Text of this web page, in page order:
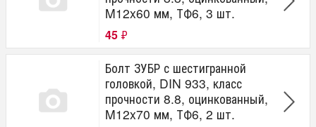
M12x60 мм, ТФ6, 3 шт.
45 ₽
Болт ЗУБР с шестигранной
головкой, DIN 933, класс
прочности 8.8, оцинкованный,
M12x70 мм, ТФ6, 2 шт.